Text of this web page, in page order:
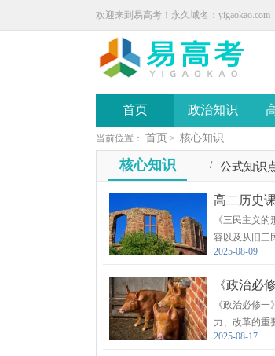
欢迎来到易高考！永久域名：yigaokao.com
首页 政治知识
当前位置： 首页 > 核心知识
核心知识 公式知识
/
基因知识
高二历史
《三民主义
容以及从旧三
义的基本内容。
2025-08-09
《政治必
《政治必修
力、改革的重
发展生产力的
2025-08-17